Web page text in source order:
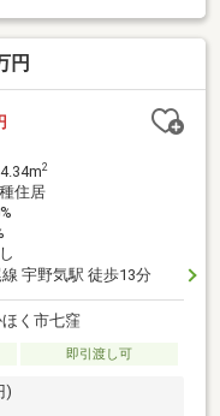
もスムーズに行えま
歩約４分）や「ファミ
買い物に便利な施設
を兼ね備えた魅力的な
円
2
住居
線 宇野気駅 徒歩13分
く市七窪
即引渡し可
)